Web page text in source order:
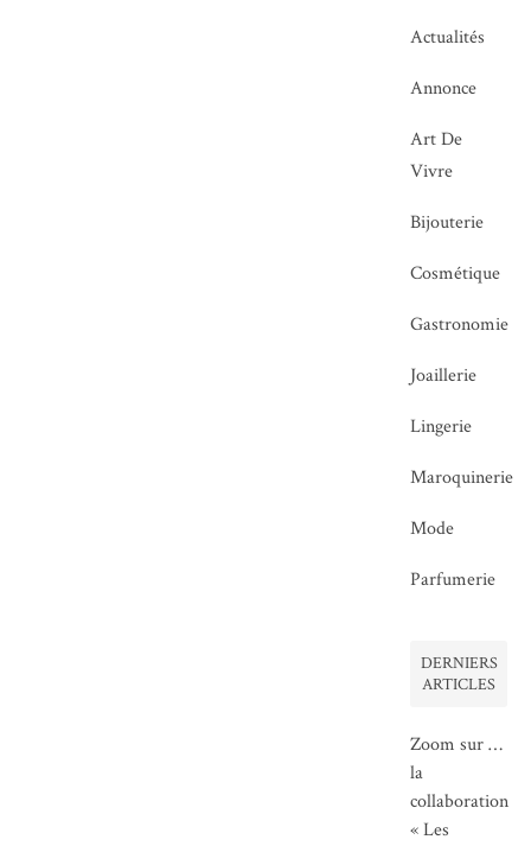
Actualités
Annonce
Art De
Vivre
Bijouterie
Cosmétique
Gastronomie
Joaillerie
Lingerie
Maroquinerie
Mode
Parfumerie
DERNIERS
ARTICLES
Zoom sur …
la
collaboration
« Les